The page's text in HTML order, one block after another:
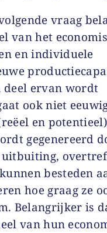
vraag
van het
en individuele
deel ervan wordt
ook niet
en
gegenereerd
uitbuiting,
besteden
hoe graag ze
Belangrijker is
van hun